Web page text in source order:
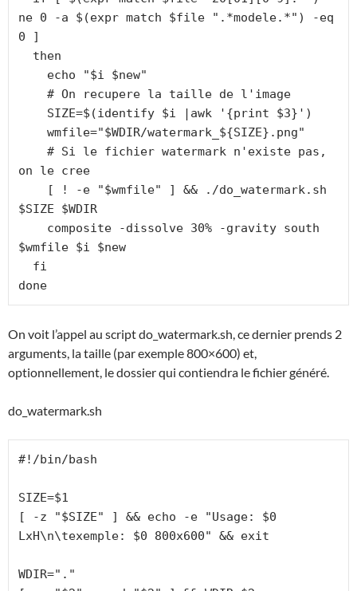
ne 0 -a $(expr match $file ".*modele.*") -eq
0 ]
on le cree
$SIZE $WDIR
$wmfile $i $new
done
On voit l’appel au script do_watermark.sh, ce dernier prends 2
arguments, la taille (par exemple 800×600) et,
optionnellement, le dossier qui contiendra le fichier généré.
do_watermark.sh
#!/bin/bash
SIZE=$1
[ -z "$SIZE" ] && echo -e "Usage: $0
LxH\n\texemple: $0 800x600" && exit
WDIR="."